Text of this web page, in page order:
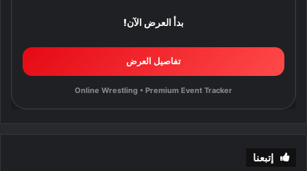
بدأ العرض الآن!
تفاصيل العرض
Online Wrestling • Premium Event Tracker
إتبعنا